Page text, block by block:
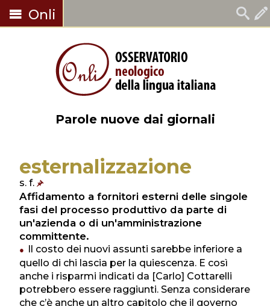
Onli
Parole nuove dai giornali
esternalizzazione
s. f.
Affidamento a fornitori esterni delle singole
fasi del processo produttivo da parte di
un'azienda o di un'amministrazione
committente.
Il costo dei nuovi assunti sarebbe inferiore a
quello di chi lascia per la quiescenza. E così
anche i risparmi indicati da [Carlo] Cottarelli
potrebbero essere raggiunti. Senza considerare
che c’è anche un altro capitolo che il governo